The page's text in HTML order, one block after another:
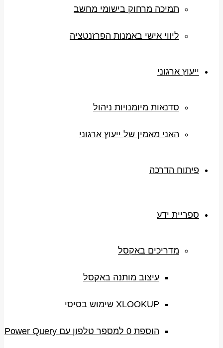
תמיכה מרחוק בישומי מחשב
ליווי אישי באמנות הפרזנטציה
ייעוץ ארגוני
סדנאות מיומנויות ניהול
האני מאמין של ייעוץ ארגוני
פיתוח הדרכה
ספריית ידע
מדריכים באקסל
עיצוב מותנה באקסל
XLOOKUP שימוש בסיסי
הוספת 0 למספר טלפון עם Power Query